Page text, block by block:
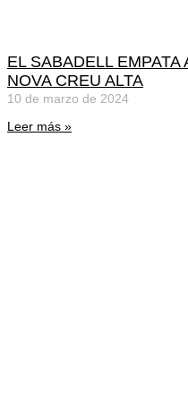
EL SABADELL
NOVA CREU ALTA
10 de marzo de 2024
Leer más »